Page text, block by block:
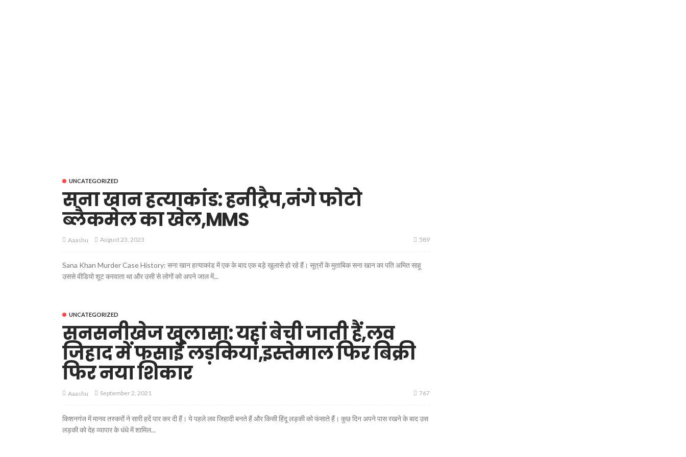
UNCATEGORIZED
सना खान हत्याकांड: हनीट्रैप,नंगे फोटो
ब्लैकमेल का खेल,MMS
Aaashu August 23, 2023 589
Sana Khan Murder Case History: सना खान हत्याकांड में एक के बाद एक बड़े खुलासे हो रहे हैं। सूत्रों के मुताबिक सना खान का पति अमित साहू
उससे वीडियो शूट करवाता था और उसी से लोगों को अपने जाल में...
UNCATEGORIZED
सनसनीखेज खुलासा: यहां बेची जाती हैं,लव
जिहाद में फसाई लड़कियां,इस्तेमाल फिर बिक्री
फिर नया शिकार
Aaashu September 2, 2021 767
किशनगंज में मानव तस्करों ने सारी हदें पार कर दी हैं। ये पहले लव जिहादी बनते हैं और किसी हिंदू लड़की को फंसाते हैं। कुछ दिन अपने पास रखने के बाद उस
लड़की को देह व्यापार के धंधे में शामिल...